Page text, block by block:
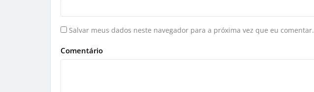
Salvar meus dados neste navegador para a próxima vez que eu comentar.
Comentário